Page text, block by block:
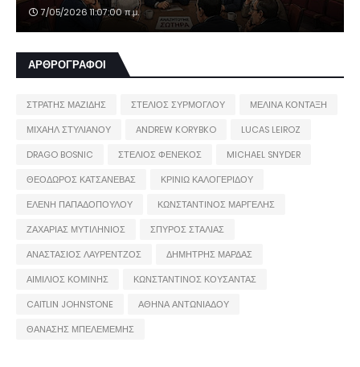
7/05/2026 11:07:00 π.μ.
ΑΡΘΡΟΓΡΑΦΟΙ
ΣΤΡΑΤΗΣ ΜΑΖΙΔΗΣ ΣΤΕΛΙΟΣ ΣΥΡΜΟΓΛΟΥ
ΜΕΛΙΝΑ ΚΟΝΤΑΞΗ
ΜΙΧΑΗΛ ΣΤΥΛΙΑΝΟΥ
ANDREW KORYBKO
LUCAS LEIROZ
DRAGO BOSNIC
ΣΤΕΛΙΟΣ ΦΕΝΕΚΟΣ
MICHAEL SNYDER
ΘΕΟΔΩΡΟΣ ΚΑΤΣΑΝΕΒΑΣ
ΚΡΙΝΙΩ ΚΑΛΟΓΕΡΙΔΟΥ
ΕΛΕΝΗ ΠΑΠΑΔΟΠΟΥΛΟΥ
ΚΩΝΣΤΑΝΤΙΝΟΣ ΜΑΡΓΕΛΗΣ
ΖΑΧΑΡΙΑΣ ΜΥΤΙΛΗΝΙΟΣ
ΣΠΥΡΟΣ ΣΤΑΛΙΑΣ
ΑΝΑΣΤΑΣΙΟΣ ΛΑΥΡΕΝΤΖΟΣ
ΔΗΜΗΤΡΗΣ ΜΑΡΔΑΣ
ΑΙΜΙΛΙΟΣ ΚΟΜΙΝΗΣ
ΚΩΝΣΤΑΝΤΙΝΟΣ ΚΟΥΣΑΝΤΑΣ
CAITLIN JOHNSTONE
ΑΘΗΝΑ ΑΝΤΩΝΙΑΔΟΥ
ΘΑΝΑΣΗΣ ΜΠΕΛΕΜΕΜΗΣ